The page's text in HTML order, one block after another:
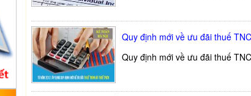
Quy định mới về ưu đãi thuế
Quy định mới về ưu đãi thuế